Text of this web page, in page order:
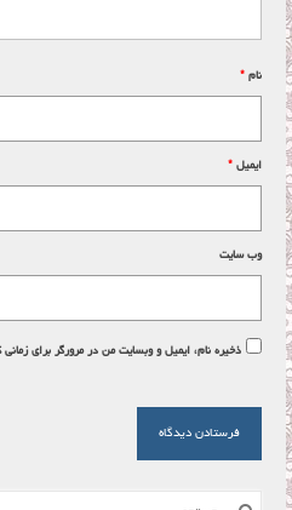
نام *
ایمیل *
وب‌ سایت
ذخیره نام، ایمیل و وبسایت من در مرورگر برای
جستجو